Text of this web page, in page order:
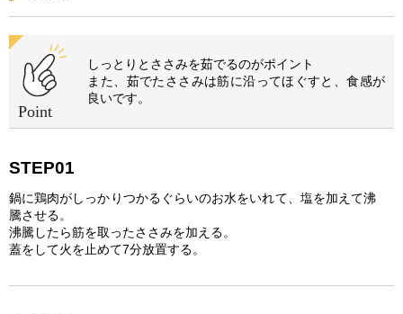
しっとりとささみを茹でるのがポイント
また、茹でたささみは筋に沿ってほぐすと、食感が
良いです。
STEP01
鍋に鶏肉がしっかりつかるぐらいのお水をいれて、塩を加えて沸
騰させる。
沸騰したら筋を取ったささみを加える。
蓋をして火を止めて7分放置する。